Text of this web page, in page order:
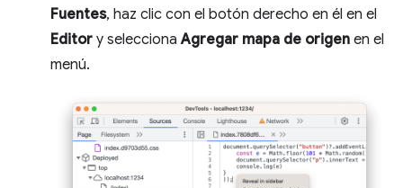
Fuentes, haz clic con el botón derecho en él en el
Editor y seleccionaAgregar mapa de origen en el
menú.